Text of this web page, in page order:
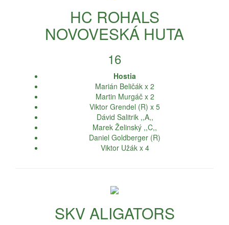
HC ROHALS
NOVOVESKÁ HUTA
16
Hostia
Marián Beličák x 2
Martin Murgáč x 2
Viktor Grendel (R) x 5
Dávid Salitrik ,,A,,
Marek Želinský ,,C,,
Daniel Goldberger (R)
Viktor Užák x 4
SKV ALIGATORS